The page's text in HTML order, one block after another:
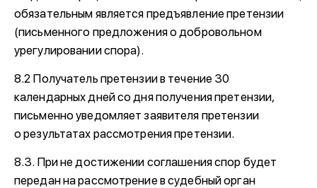
обязательным является предъявление претензии
(письменного предложения о добровольном
урегулировании спора).
8.2 Получатель претензии в течение 30
календарных дней со дня получения претензии,
письменно уведомляет заявителя претензии
о результатах рассмотрения претензии.
8.3. При не достижении соглашения спор будет
передан на рассмотрение в судебный орган